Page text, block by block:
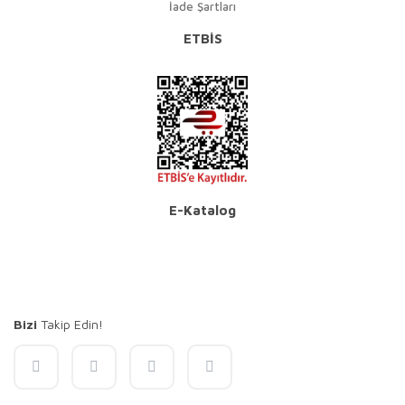
İade Şartları
ETBİS
E-Katalog
Bizi Takip Edin!